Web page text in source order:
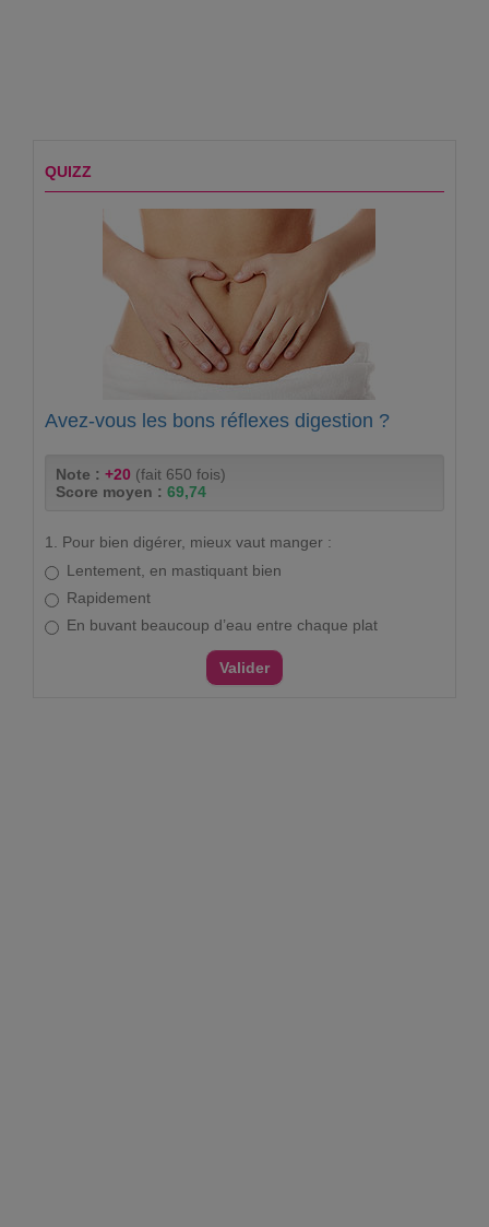
QUIZZ
Avez-vous les bons réflexes digestion ?
Note : +20 (fait 650 fois)
Score moyen : 69,74
1. Pour bien digérer, mieux vaut manger :
Lentement, en mastiquant bien
Rapidement
En buvant beaucoup d’eau entre chaque plat